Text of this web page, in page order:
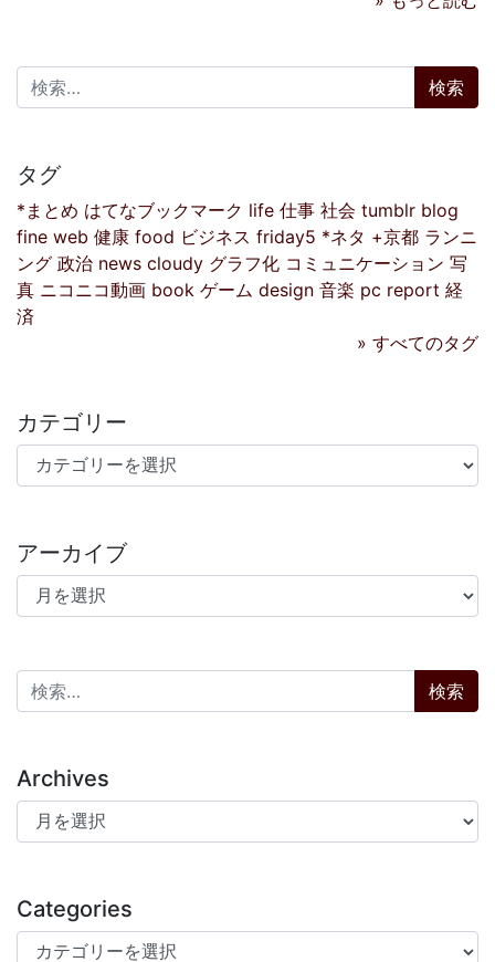
検索:
タグ
*まとめ はてなブックマーク life 仕事 社会 tumblr blog
fine web 健康 food ビジネス friday5 *ネタ +京都 ランニ
ング 政治 news cloudy グラフ化 コミュニケーション 写
真 ニコニコ動画 book ゲーム design 音楽 pc report 経
済
» すべてのタグ
カテゴリー
カテゴリー
アーカイブ
アーカイブ
検索:
Archives
Archives
Categories
Categories